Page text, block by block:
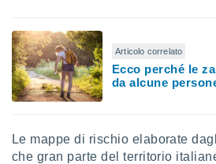
delle
dei
e degli
Articolo correlato
Ecco perché le
da alcune
Le mappe di rischio elaborate
che gran parte del territorio